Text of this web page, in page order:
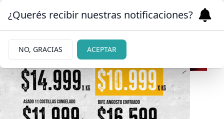
02/03/2026
¿Querés recibir nuestras notificaciones?
NO, GRACIAS ACEPTAR